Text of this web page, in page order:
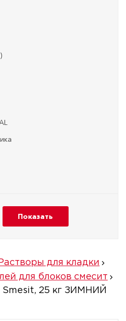
Растворы для кладки
для блоков смесит
Smesit, 25 кг ЗИМНИЙ